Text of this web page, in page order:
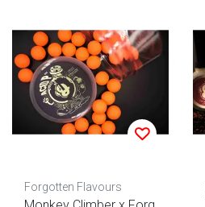
Forgotten Flavours